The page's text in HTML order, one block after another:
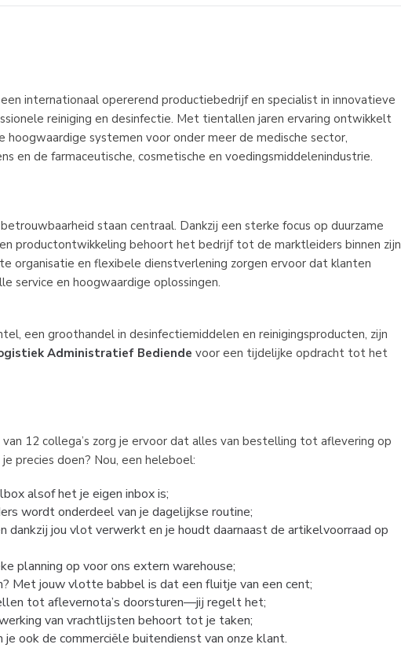
internationaal opererend productiebedrijf en specialist in innovatieve
reiniging en desinfectie. Met tientallen jaren ervaring ontwikkelt
hoogwaardige systemen voor onder meer de medische sector,
en de farmaceutische, cosmetische en voedingsmiddelenindustrie.
staan centraal. Dankzij een sterke focus op duurzame
productontwikkeling behoort het bedrijf tot de marktleiders binnen zijn
organisatie en flexibele dienstverlening zorgen ervoor dat klanten
service en hoogwaardige oplossingen.
een groothandel in desinfectiemiddelen en reinigingsproducten, zijn
Administratief Bediende voor een tijdelijke opdracht tot het
12 collega’s zorg je ervoor dat alles van bestelling tot aflevering op
precies doen? Nou, een heleboel:
alsof het je eigen inbox is;
wordt onderdeel van je dagelijkse routine;
dankzij jou vlot verwerkt en je houdt daarnaast de artikelvoorraad op
planning op voor ons extern warehouse;
Met jouw vlotte babbel is dat een fluitje van een cent;
tot aflevernota’s doorsturen—jij regelt het;
van vrachtlijsten behoort tot je taken;
ook de commerciële buitendienst van onze klant.